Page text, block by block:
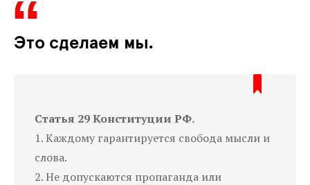
Это сделаем мы.
Статья 29 Конституции РФ.
1. Каждому гарантируется свобода мысли и
слова.
2. Не допускаются пропаганда или